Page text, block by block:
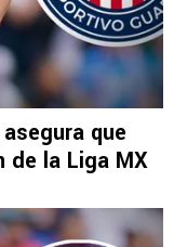
que
de la Liga MX